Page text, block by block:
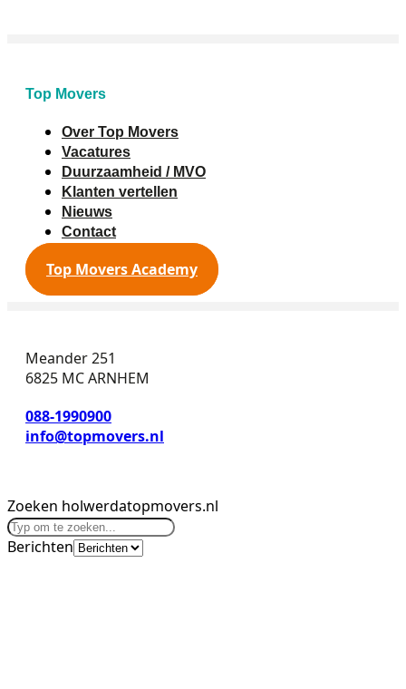
Top Movers
Over Top Movers
Vacatures
Duurzaamheid / MVO
Klanten vertellen
Nieuws
Contact
Top Movers Academy
Meander 251
6825 MC ARNHEM
088-1990900
info@topmovers.nl
Zoeken holwerdatopmovers.nl
Berichten